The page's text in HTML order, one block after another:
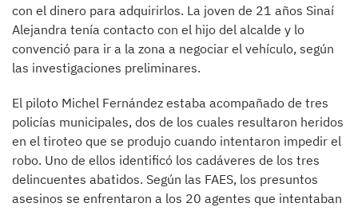
con el dinero para adquirirlos. La joven de 21 años Sinaí
Alejandra tenía contacto con el hijo del alcalde y lo
convenció para ir a la zona a negociar el vehículo, según
las investigaciones preliminares.
El piloto Michel Fernández estaba acompañado de tres
policías municipales, dos de los cuales resultaron heridos
en el tiroteo que se produjo cuando intentaron impedir el
robo. Uno de ellos identificó los cadáveres de los tres
delincuentes abatidos. Según las FAES, los presuntos
asesinos se enfrentaron a los 20 agentes que intentaban